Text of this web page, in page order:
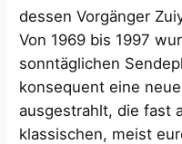
dessen Vorgänger
Von 1969 bis 1997
sonntäglichen
konsequent eine
ausgestrahlt, die fast
klassischen, meist